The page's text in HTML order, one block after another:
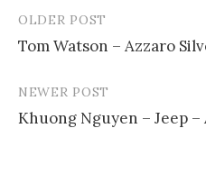
Post
navigation
OLDER POST
Tom Watson – Azzaro
NEWER POST
Khuong Nguyen – Jeep